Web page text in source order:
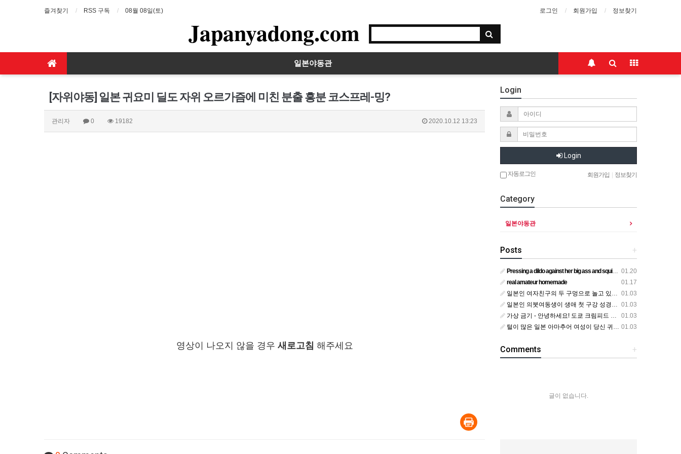
즐겨찾기 RSS 구독 08월 08일(토) 로그인 회원가입 정보찾기
Japanyadong.com
일본야동관
[자위야동] 일본 귀요미 딜도 자위 오르가즘에 미친 분출 흥분 코스프레-밍?
관리자 0 19182 2020.10.12 13:23
영상이 나오지 않을 경우 새로고침 해주세요
Login
Login
자동로그인 회원가입 정보찾기
Category
일본야동관
+
Posts
01.20
Pressing a dildo against her big ass and squirting from below
01.17
real amateur homemade
01.03
일본인 여자친구의 두 구멍으로 놀고 있어요
01.03
일본인 의붓여동생이 생애 첫 구강 성경험을 공개하다
01.03
가상 금기 - 안녕하세요! 도쿄 크림피드 시엘에서
01.03
털이 많은 일본 아마추어 여성이 당신 귀에 대고 신음하며 자위합니다. 그녀가 오르가즘에 도달하는 모습을 보세요?
+
Comments
글이 없습니다.